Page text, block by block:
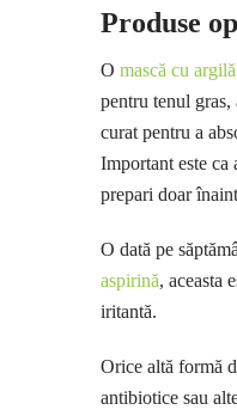
Produse
O mască cu argilă
pentru tenul gras,
curat pentru a
Important este ca
prepari doar
O dată pe
aspirină, aceasta
iritantă.
Orice altă formă
antibiotice sau